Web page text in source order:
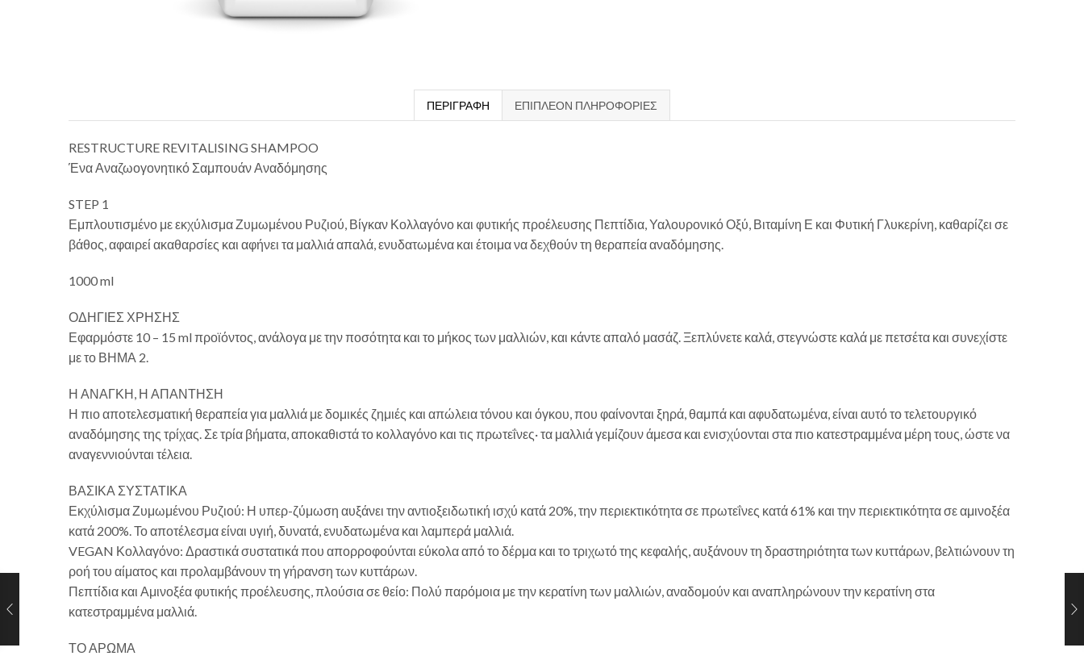
ΠΕΡΙΓΡΑΦΉ ΕΠΙΠΛΈΟΝ ΠΛΗΡΟΦΟΡΊΕΣ
RESTRUCTURE REVITALISING SHAMPOO
Ένα Αναζωογονητικό Σαμπουάν Αναδόμησης
STEP 1
Εμπλουτισμένο με εκχύλισμα Ζυμωμένου Ρυζιού, Βίγκαν Κολλαγόνο και φυτικής προέλευσης Πεπτίδια, Υαλουρονικό Οξύ, Βιταμίνη Ε και Φυτική Γλυκερίνη, καθαρίζει σε
βάθος, αφαιρεί ακαθαρσίες και αφήνει τα μαλλιά απαλά, ενυδατωμένα και έτοιμα να δεχθούν τη θεραπεία αναδόμησης.
1000 ml
ΟΔΗΓΙΕΣ ΧΡΗΣΗΣ
Εφαρμόστε 10 – 15 ml προϊόντος, ανάλογα με την ποσότητα και το μήκος των μαλλιών, και κάντε απαλό μασάζ. Ξεπλύνετε καλά, στεγνώστε καλά με πετσέτα και συνεχίστε
με το ΒΗΜΑ 2.
Η ΑΝΑΓΚΗ, Η ΑΠΑΝΤΗΣΗ
Η πιο αποτελεσματική θεραπεία για μαλλιά με δομικές ζημιές και απώλεια τόνου και όγκου, που φαίνονται ξηρά, θαμπά και αφυδατωμένα, είναι αυτό το τελετουργικό
αναδόμησης της τρίχας. Σε τρία βήματα, αποκαθιστά το κολλαγόνο και τις πρωτεΐνες· τα μαλλιά γεμίζουν άμεσα και ενισχύονται στα πιο κατεστραμμένα μέρη τους, ώστε να
αναγεννιούνται τέλεια.
ΒΑΣΙΚΑ ΣΥΣΤΑΤΙΚΑ
Εκχύλισμα Ζυμωμένου Ρυζιού: Η υπερ-ζύμωση αυξάνει την αντιοξειδωτική ισχύ κατά 20%, την περιεκτικότητα σε πρωτεΐνες κατά 61% και την περιεκτικότητα σε αμινοξέα
κατά 200%. Το αποτέλεσμα είναι υγιή, δυνατά, ενυδατωμένα και λαμπερά μαλλιά.
VEGAN Κολλαγόνο: Δραστικά συστατικά που απορροφούνται εύκολα από το δέρμα και το τριχωτό της κεφαλής, αυξάνουν τη δραστηριότητα των κυττάρων, βελτιώνουν τη
ροή του αίματος και προλαμβάνουν τη γήρανση των κυττάρων.
Πεπτίδια και Αμινοξέα φυτικής προέλευσης, πλούσια σε θείο: Πολύ παρόμοια με την κερατίνη των μαλλιών, αναδομούν και αναπληρώνουν την κερατίνη στα
κατεστραμμένα μαλλιά.
ΤΟ ΑΡΩΜΑ